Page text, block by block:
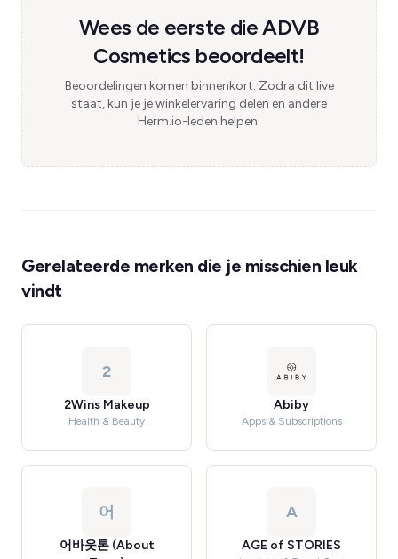
Wees de eerste die ADVB
Cosmetics beoordeelt!
Beoordelingen komen binnenkort. Zodra dit live
staat, kun je je winkelervaring delen en andere
Herm.io-leden helpen.
Gerelateerde merken die je misschien leuk
vindt
2
2Wins Makeup
Health & Beauty
Abiby
Apps & Subscriptions
어
어바웃톤 (About
A
AGE of STORIES